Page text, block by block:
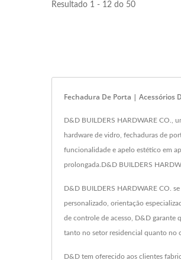
Resultado 1 - 12 do 50
Fechadura De Porta | Acessórios
D&D BUILDERS HARDWARE CO.,
hardware de vidro, fechaduras de
funcionalidade e apelo estético em
prolongada.D&D BUILDERS
D&D BUILDERS HARDWARE CO.
personalizado, orientação
de controle de acesso, D&D garante
tanto no setor residencial quanto no
D&D tem oferecido aos clientes